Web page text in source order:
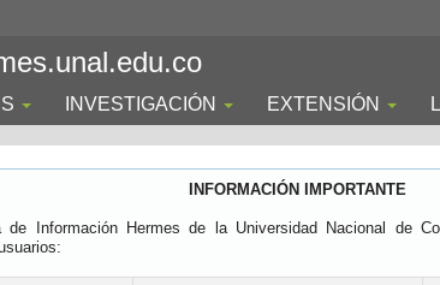
INVESTIGACIÓN EXTENSIÓN
INFORMACIÓN IMPORTANTE
de Información Hermes de la Universidad Nacional de